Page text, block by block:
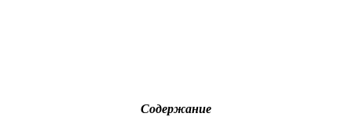
Содержание